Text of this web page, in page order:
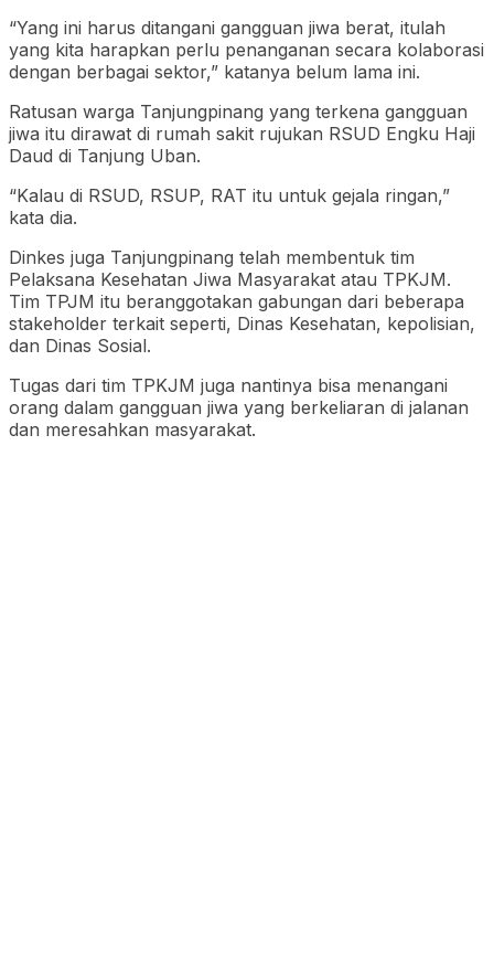
“Yang ini harus ditangani gangguan jiwa berat, itulah
yang kita harapkan perlu penanganan secara kolaborasi
dengan berbagai sektor,” katanya belum lama ini.
Ratusan warga Tanjungpinang yang terkena gangguan
jiwa itu dirawat di rumah sakit rujukan RSUD Engku Haji
Daud di Tanjung Uban.
“Kalau di RSUD, RSUP, RAT itu untuk gejala ringan,”
kata dia.
Dinkes juga Tanjungpinang telah membentuk tim
Pelaksana Kesehatan Jiwa Masyarakat atau TPKJM.
Tim TPJM itu beranggotakan gabungan dari beberapa
stakeholder terkait seperti, Dinas Kesehatan, kepolisian,
dan Dinas Sosial.
Tugas dari tim TPKJM juga nantinya bisa menangani
orang dalam gangguan jiwa yang berkeliaran di jalanan
dan meresahkan masyarakat.